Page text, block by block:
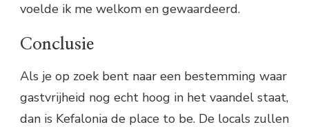
voelde ik me welkom en gewaardeerd.
Conclusie
Als je op zoek bent naar een bestemming waar
gastvrijheid nog echt hoog in het vaandel staat,
dan is Kefalonia de place to be. De locals zullen